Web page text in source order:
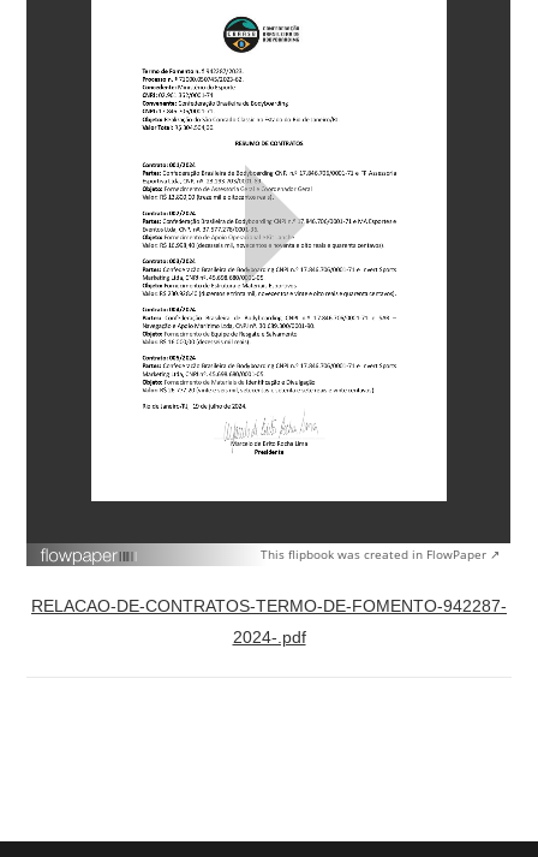
This flipbook was created in FlowPaper ↗
RELACAO-DE-CONTRATOS-TERMO-DE-FOMENTO-942287-
2024-.pdf